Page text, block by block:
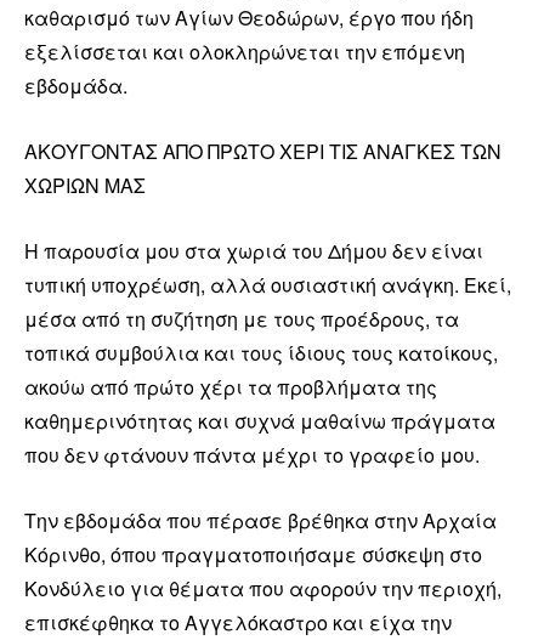
καθαρισμό των Αγίων Θεοδώρων, έργο που ήδη
εξελίσσεται και ολοκληρώνεται την επόμενη
εβδομάδα.
ΑΚΟΥΓΟΝΤΑΣ ΑΠΟ ΠΡΩΤΟ ΧΕΡΙ ΤΙΣ ΑΝΑΓΚΕΣ ΤΩΝ
ΧΩΡΙΩΝ ΜΑΣ
Η παρουσία μου στα χωριά του Δήμου δεν είναι
τυπική υποχρέωση, αλλά ουσιαστική ανάγκη. Εκεί,
μέσα από τη συζήτηση με τους προέδρους, τα
τοπικά συμβούλια και τους ίδιους τους κατοίκους,
ακούω από πρώτο χέρι τα προβλήματα της
καθημερινότητας και συχνά μαθαίνω πράγματα
που δεν φτάνουν πάντα μέχρι το γραφείο μου.
Την εβδομάδα που πέρασε βρέθηκα στην Αρχαία
Κόρινθο, όπου πραγματοποιήσαμε σύσκεψη στο
Κονδύλειο για θέματα που αφορούν την περιοχή,
επισκέφθηκα το Αγγελόκαστρο και είχα την